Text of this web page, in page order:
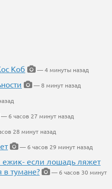
Коб
— 4 минуты назад
— 8 минут назад
— 6 часов 27 минут назад
28 минут назад
— 6 часов 29 минут назад
ежик- если лошадь ляжет
в тумане?
— 6 часов 30 минут